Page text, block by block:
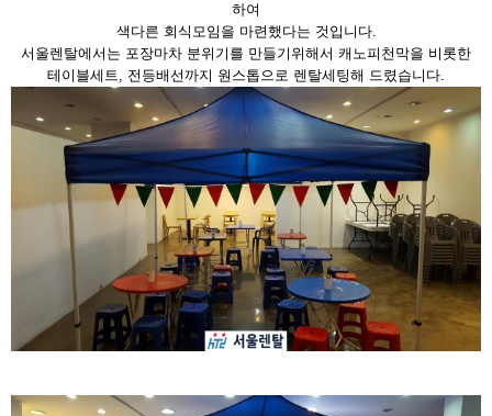
하여
색다른 회식모임을 마련했다는 것입니다.
서울렌탈에서는 포장마차 분위기를 만들기위해서 캐노피천막을 비롯한
테이블세트, 전등배선까지 원스톱으로 렌탈세팅해 드렸습니다.